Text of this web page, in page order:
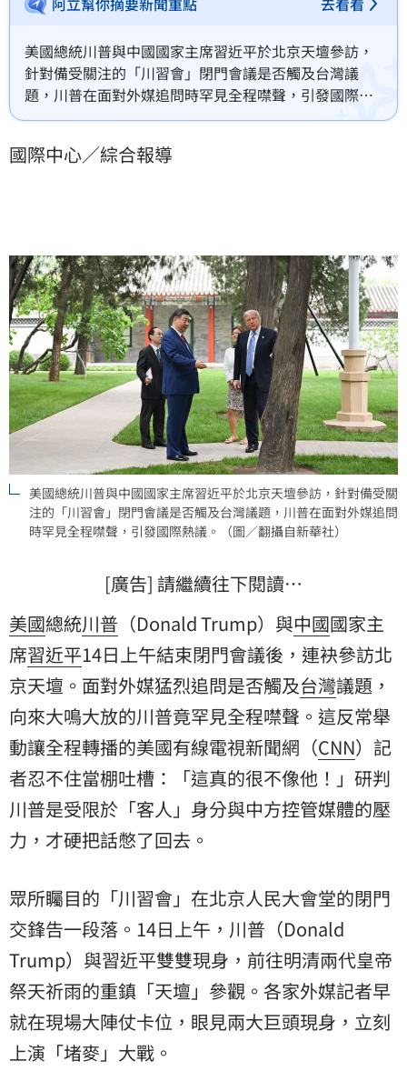
美國總統川普與中國國家主席習近平於北京天壇參訪，
針對備受關注的「川習會」閉門會議是否觸及台灣議
題，川普在面對外媒追問時罕見全程噤聲，引發國際熱
議。對此，美國有線電視新聞網（CNN）主播與記者在
於身為客人的禮儀，加上中國官方對媒體的嚴格控管壓
國際中心／綜合報導
美國總統川普與中國國家主席習近平於北京天壇參訪，針對備受關
注的「川習會」閉門會議是否觸及台灣議題，川普在面對外媒追問
時罕見全程噤聲，引發國際熱議。（圖／翻攝自新華社）
[廣告] 請繼續往下閱讀…
美國總統川普 （Donald Trump）與中國國家主
席習近平14日上午結束閉門會議後，連袂參訪北
京天壇。面對外媒猛烈追問是否觸及台灣議題，
向來大鳴大放的川普竟罕見全程噤聲。這反常舉
動讓全程轉播的美國有線電視新聞網（CNN）記
者忍不住當棚吐槽：「這真的很不像他！」研判
川普是受限於「客人」身分與中方控管媒體的壓
力，才硬把話憋了回去。
眾所矚目的「川習會」在北京人民大會堂的閉門
交鋒告一段落。14日上午，川普（Donald
Trump）與習近平雙雙現身，前往明清兩代皇帝
祭天祈雨的重鎮「天壇」參觀。各家外媒記者早
就在現場大陣仗卡位，眼見兩大巨頭現身，立刻
上演「堵麥」大戰。